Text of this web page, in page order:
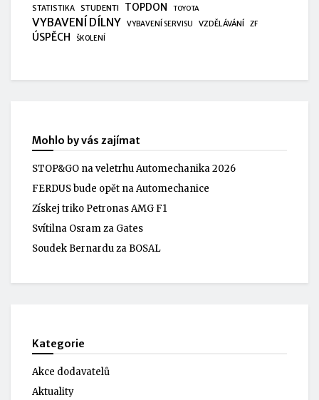
STATISTIKA STUDENTI TOPDON TOYOTA
VYBAVENÍ DÍLNY VYBAVENÍ SERVISU VZDĚLÁVÁNÍ ZF
ÚSPĚCH ŠKOLENÍ
Mohlo by vás zajímat
STOP&GO na veletrhu Automechanika 2026
FERDUS bude opět na Automechanice
Získej triko Petronas AMG F1
Svítilna Osram za Gates
Soudek Bernardu za BOSAL
Kategorie
Akce dodavatelů
Aktuality